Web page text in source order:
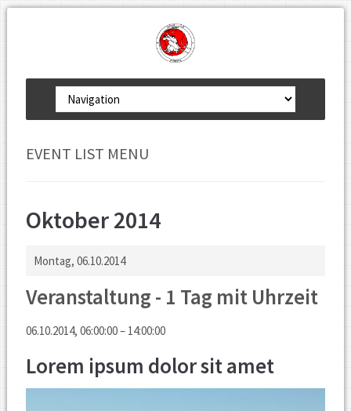
EVENT LIST MENU
Oktober 2014
Montag, 06.10.2014
Veranstaltung - 1 Tag mit Uhrzeit
06.10.2014, 06:00:00 – 14:00:00
Lorem ipsum dolor sit amet